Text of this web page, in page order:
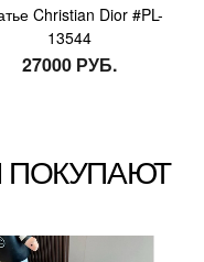
Christian Dior #PL-
13544
27000 РУБ.
ПОКУПАЮТ